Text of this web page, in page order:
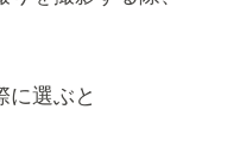
に選ぶと